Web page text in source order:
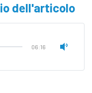
dell'articolo
06:16